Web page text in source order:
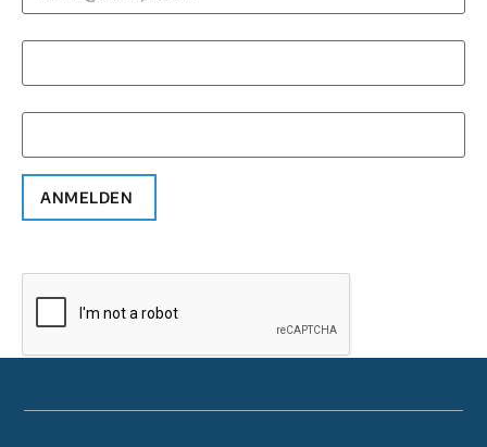
ANMELDEN